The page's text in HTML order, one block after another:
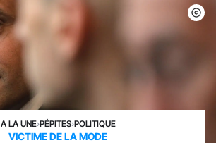
A LA UNE›PÉPITES›POLITIQUE
VICTIME DE LA MODE